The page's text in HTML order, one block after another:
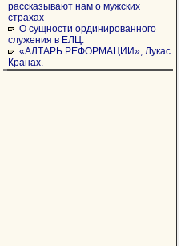
рассказывают нам о мужских
страхах
О сущности ординированного
служения в ЕЛЦ:
«АЛТАРЬ РЕФОРМАЦИИ», Лукас
Кранах.